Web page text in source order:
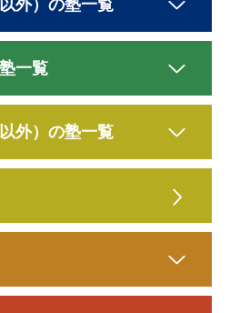
外）の塾一覧
一覧
外）の塾一覧